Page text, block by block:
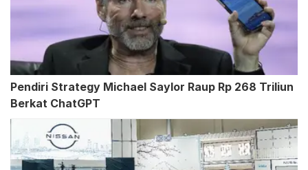
Pendiri Strategy Michael Saylor Raup Rp 268 Triliun
Berkat ChatGPT